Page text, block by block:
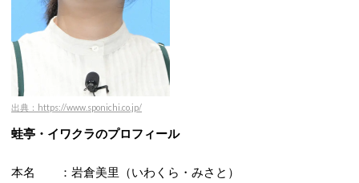
出典：https://www.sponichi.co.jp/
蛙亭・イワクラのプロフィール
本名 ：岩倉美里（いわくら・みさと）